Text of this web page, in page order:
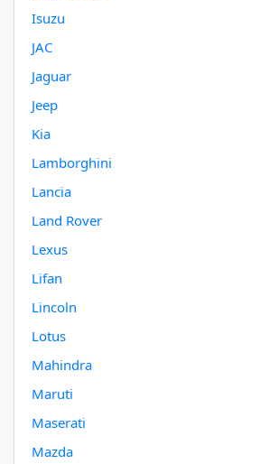
Isuzu
JAC
Jaguar
Jeep
Kia
Lamborghini
Lancia
Land Rover
Lexus
Lifan
Lincoln
Lotus
Mahindra
Maruti
Maserati
Mazda